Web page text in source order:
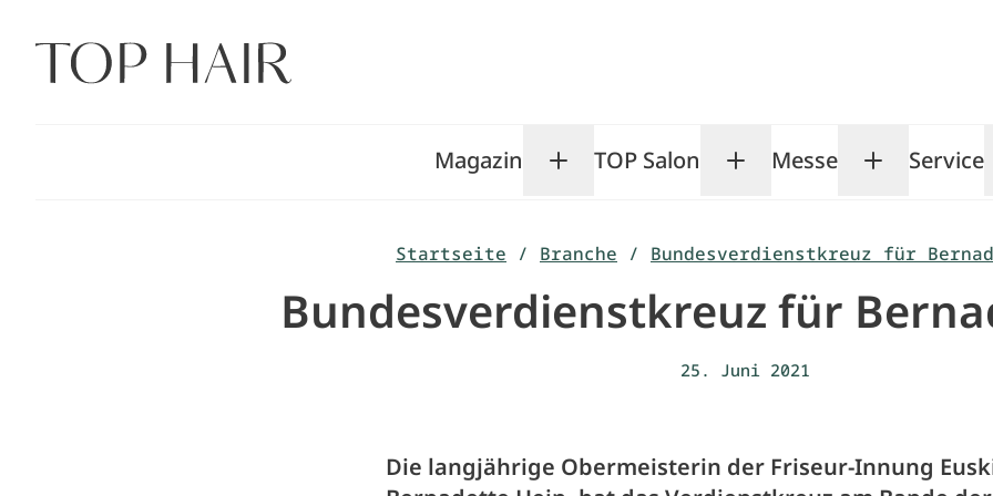
Inhalt
springen
Magazin Toggle Magazin submenu
TOP Salon Toggle TOP Salon
Messe ToggleService
Startseite / Branche / Bundesverdienstkreuz für
Bundesverdienstkreuz für
25. Juni 2021
Die langjährige Obermeisterin der Friseur-Innung